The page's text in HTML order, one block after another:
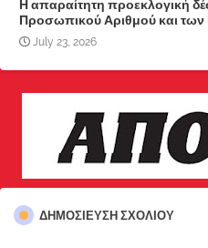
Η απαραίτητη προεκλογική
Προσωπικού Αριθμού και των
July 23, 2026
ΔΗΜΟΣΊΕΥΣΗ ΣΧΟΛΊΟΥ